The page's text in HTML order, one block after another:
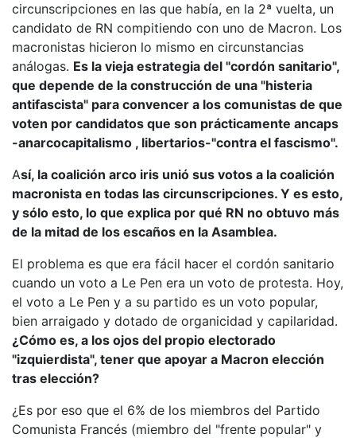
circunscripciones en las que había, en la 2ª vuelta, un
candidato de RN compitiendo con uno de Macron. Los
macronistas hicieron lo mismo en circunstancias
análogas. Es la vieja estrategia del "cordón sanitario",
que depende de la construcción de una "histeria
antifascista" para convencer a los comunistas de que
voten por candidatos que son prácticamente ancaps
-anarcocapitalismo , libertarios-"contra el fascismo".
Así, la coalición arco iris unió sus votos a la coalición
macronista en todas las circunscripciones. Y es esto,
y sólo esto, lo que explica por qué RN no obtuvo más
de la mitad de los escaños en la Asamblea.
El problema es que era fácil hacer el cordón sanitario
cuando un voto a Le Pen era un voto de protesta. Hoy,
el voto a Le Pen y a su partido es un voto popular,
bien arraigado y dotado de organicidad y capilaridad.
¿Cómo es, a los ojos del propio electorado
"izquierdista", tener que apoyar a Macron elección
tras elección?
¿Es por eso que el 6% de los miembros del Partido
Comunista Francés (miembro del "frente popular" y